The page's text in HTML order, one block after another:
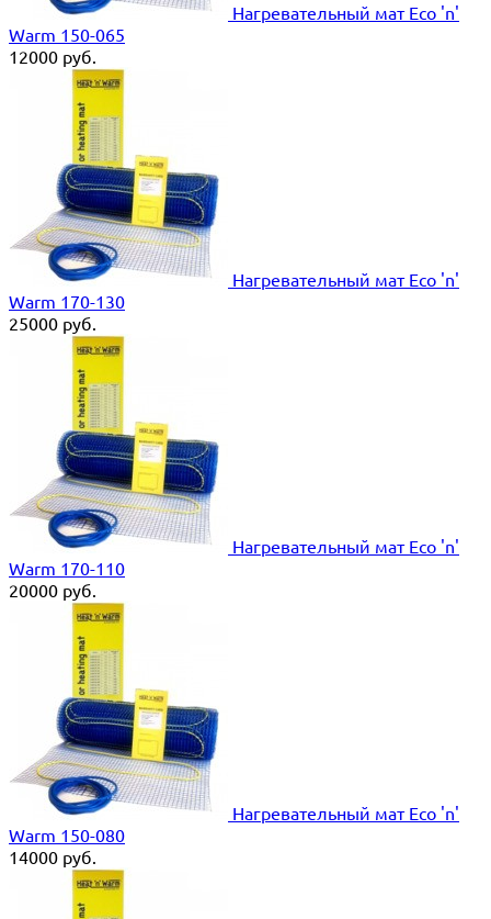
Нагревательный мат Eco 'n'
Warm 150-065
12000 руб.
Нагревательный мат Eco 'n'
Warm 170-130
25000 руб.
Нагревательный мат Eco 'n'
Warm 170-110
20000 руб.
Нагревательный мат Eco 'n'
Warm 150-080
14000 руб.